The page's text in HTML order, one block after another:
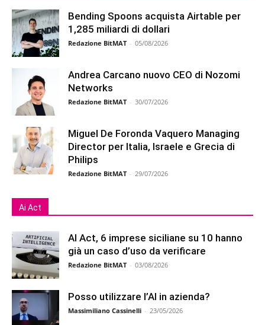
Bending Spoons acquista Airtable per
1,285 miliardi di dollari
Redazione BitMAT - 05/08/2026
Andrea Carcano nuovo CEO di Nozomi
Networks
Redazione BitMAT - 30/07/2026
Miguel De Foronda Vaquero Managing
Director per Italia, Israele e Grecia di
Philips
Redazione BitMAT - 29/07/2026
Ai Act
AI Act, 6 imprese siciliane su 10 hanno
già un caso d’uso da verificare
Redazione BitMAT - 03/08/2026
Posso utilizzare l’AI in azienda?
Massimiliano Cassinelli - 23/05/2026